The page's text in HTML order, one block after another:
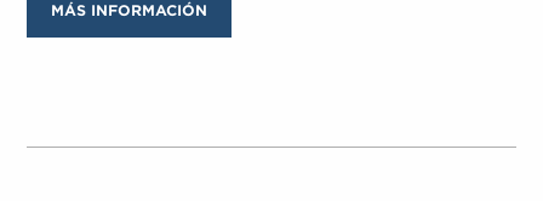
MÁS INFORMACIÓN